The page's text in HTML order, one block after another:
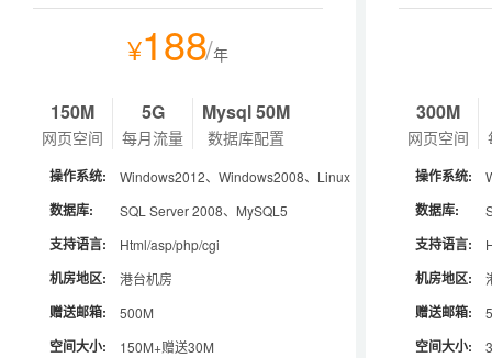
¥198/年
150M
网页空间
15G
每月流量
MySQL 50M
数据库配置
操作系统: Windows2012、Windows2008、Linux
数据库: SQL Server 2008、MySQL5
支持语言: Html/asp/php/cgi
机房地区: 国内电信/联通机房/BGP机房
赠送邮箱: 500M
空间大小: 150M+赠送30M
300M
网页空间
操作系统:
数据库:
支持语言:
机房地区:
赠送邮箱:
空间大小:
¥188/年
1G
网页空间
18G
每月流量
MSSQL 50M
数据库配置
操作系统: Windows2012、Windows2008、Linux
数据库: SQL Server 2008、MySQL5
支持语言: Html/asp/php/cgi/aspx
机房地区: 国内双线/BGP机房
赠送邮箱: 500M
空间大小: 1G+赠送200M
2G
网页空间
操作系统:
数据库:
支持语言:
机房地区:
赠送邮箱:
空间大小:
¥398/年
500M
网页空间
50G
每月流量
MSSQL 50M
数据库配置
操作系统: Windows2012、Windows2008
数据库: SQL Server 2008、MySQL5
支持语言: Html/asp/php/cgi/aspx
机房地区: 国内电信/联通机房
赠送邮箱: 500M
空间大小: 500M+赠送100M
1G
网页空间
操作系统:
数据库:
支持语言:
机房地区:
赠送邮箱:
空间大小:
¥188/年
150M
网页空间
5G
每月流量
Mysql 50M
数据库配置
操作系统: Windows2012、Windows2008、Linux
数据库: SQL Server 2008、MySQL5
支持语言: Html/asp/php/cgi
机房地区: 港台机房
赠送邮箱: 500M
空间大小: 150M+赠送30M
300M
网页空间
操作系统:
数据库:
支持语言:
机房地区:
赠送邮箱:
空间大小: